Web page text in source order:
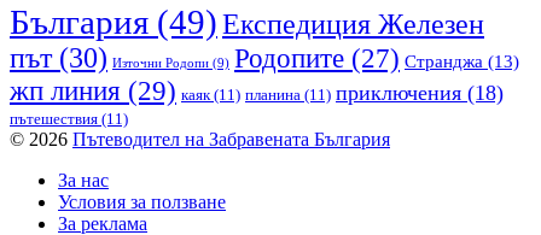
България (49)Експедиция Железен
път(30) Източни Родопи (9) Родопите (27) Странджа (13)
жп линия (29) каяк(11) планина (11) приключения (18)
пътешествия (11)
© 2026 Пътеводител на Забравената България
За нас
Условия за ползване
За реклама